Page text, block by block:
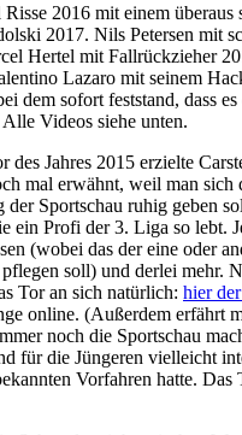
2016 mit einem überaus
2017. Nils Petersen mit
Hertel mit Fallrückzieher
Lazaro mit seinem
dem sofort feststand, dass es
Videos siehe unten.
des Jahres 2015 erzielte
mal erwähnt, weil man sich
der Sportschau ruhig geben
ein Profi der 3. Liga so lebt.
(wobei das der eine oder
soll) und derlei mehr.
Tor an sich natürlich: hier
online. (Außerdem erfährt
noch die Sportschau
für die Jüngeren vielleicht
Vorfahren hatte. Das